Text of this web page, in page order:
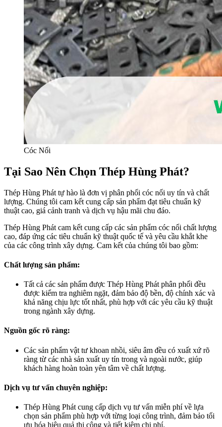
Cóc Nối
Tại Sao Nên Chọn Thép Hùng Phát?
Thép Hùng Phát tự hào là đơn vị phân phối cóc nối uy tín và chất
lượng. Chúng tôi cam kết cung cấp sản phẩm đạt tiêu chuẩn kỹ
thuật cao, giá cảnh tranh và dịch vụ hậu mãi chu đáo.
Thép Hùng Phát cam kết cung cấp các sản phẩm cóc nối chất lượng
cao, đáp ứng các tiêu chuẩn kỹ thuật quốc tế và yêu cầu khắt khe
của các công trình xây dựng. Cam kết của chúng tôi bao gồm:
Chất lượng sản phẩm:
Tất cả các sản phẩm được Thép Hùng Phát phân phối đều
được kiểm tra nghiêm ngặt, đảm bảo độ bền, độ chính xác và
khả năng chịu lực tốt nhất, phù hợp với các yêu cầu kỹ thuật
trong ngành xây dựng.
Nguồn gốc rõ ràng:
Các sản phẩm vật tư khoan nhồi, siêu âm đều có xuất xứ rõ
ràng từ các nhà sản xuất uy tín trong và ngoài nước, giúp
khách hàng hoàn toàn yên tâm về chất lượng.
Dịch vụ tư vấn chuyên nghiệp:
Thép Hùng Phát cung cấp dịch vụ tư vấn miễn phí về lựa
chọn sản phẩm phù hợp với từng loại công trình, đảm bảo tối
ưu hóa hiệu quả thi công và tiết kiệm chi phí.